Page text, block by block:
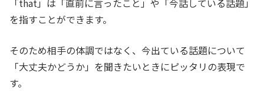
「that」は「直前に言ったこと」や「今話している話題」
を指すことができます。
そのため相手の体調ではなく、今出ている話題について
「大丈夫かどうか」を聞きたいときにピッタリの表現で
す。